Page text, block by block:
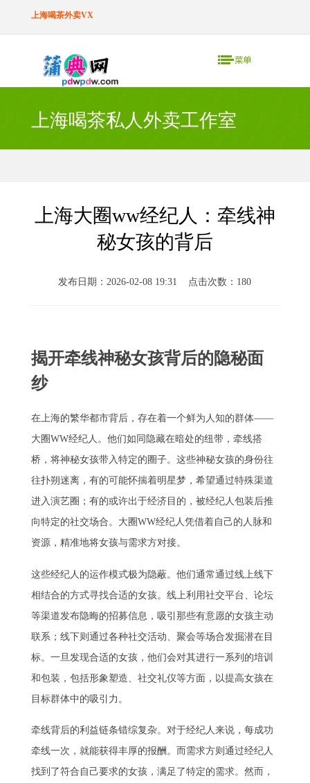
上海喝茶外卖VX
上海喝茶私人外卖工作室
上海大圈ww经纪人：牵线神
秘女孩的背后
发布日期：2026-02-08 19:31 点击次数：180
揭开牵线神秘女孩背后的隐秘面
纱
在上海的繁华都市背后，存在着一个鲜为人知的群体——
大圈WW经纪人。他们如同隐藏在暗处的纽带，牵线搭
桥，将神秘女孩带入特定的圈子。这些神秘女孩的身份往
往扑朔迷离，有的可能怀揣着明星梦，希望通过特殊渠道
进入演艺圈；有的或许出于经济目的，被经纪人包装后推
向特定的社交场合。大圈WW经纪人凭借着自己的人脉和
资源，精准地将女孩与需求方对接。
这些经纪人的运作模式极为隐蔽。他们通常通过线上线下
相结合的方式寻找合适的女孩。线上利用社交平台、论坛
等渠道发布隐晦的招募信息，吸引那些有意愿的女孩主动
联系；线下则通过各种社交活动、聚会等场合发掘潜在目
标。一旦发现合适的女孩，他们会对其进行一系列的培训
和包装，包括形象塑造、社交礼仪等方面，以提高女孩在
目标群体中的吸引力。
牵线背后的利益链条错综复杂。对于经纪人来说，每成功
牵线一次，就能获得丰厚的报酬。而需求方则通过经纪人
找到了符合自己要求的女孩，满足了特定的需求。然而，